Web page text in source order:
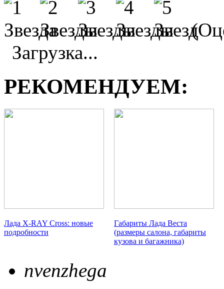
Загрузка...
РЕКОМЕНДУЕМ:
Лада X-RAY Cross: новые
подробности
Габариты Лада Веста
(размеры салона, габариты
кузова и багажника)
nvenzhega